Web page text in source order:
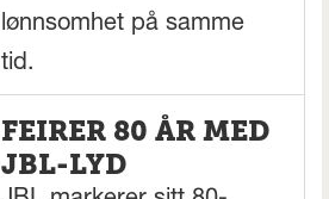
lønnsomhet på samme
tid.
FEIRER 80 ÅR MED
JBL-LYD